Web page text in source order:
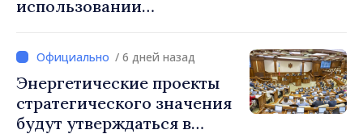
использовании
приведено в соответствие
со стандартами ЕС
/ 6 дней назад
Энергетические проекты
стратегического значения
будут утверждаться в